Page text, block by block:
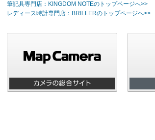
筆記具専門店：KINGDOM NOTEのトップページへ>>
レディース時計専門店：BRILLERのトップページへ>>